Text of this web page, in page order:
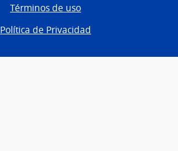
Términos de uso
Política de Privacidad